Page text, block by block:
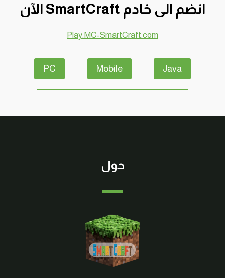
انضم الى خادم SmartCraft الآن
Play.MC-SmartCraft.com
Java
Mobile
PC
حول